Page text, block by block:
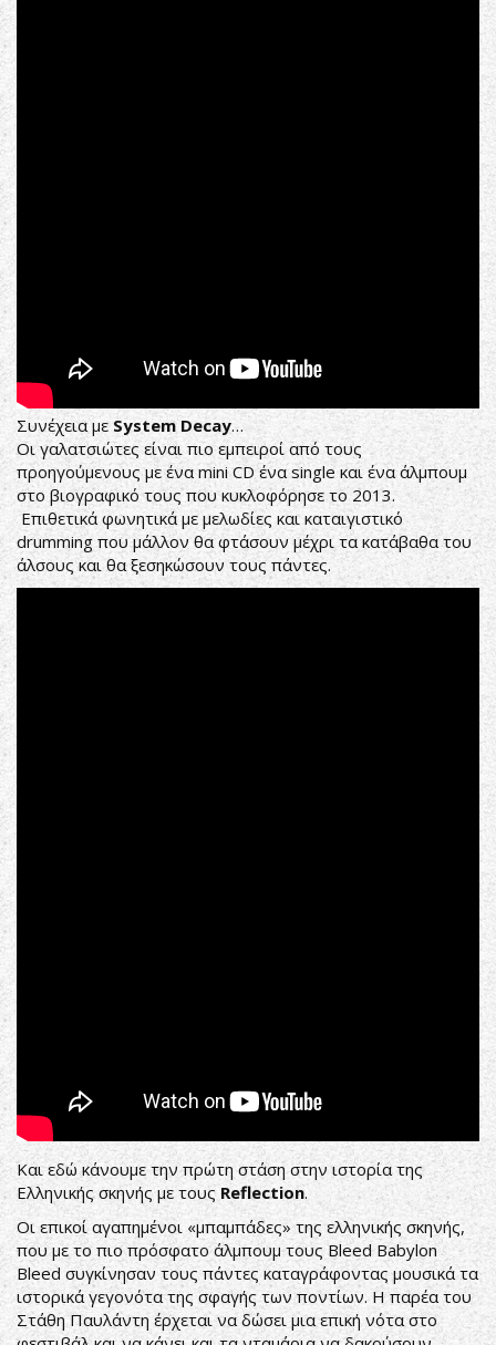
Συνέχεια με System Decay…
Οι γαλατσιώτες είναι πιο εμπειροί από τους
προηγούμενους με ένα mini CD ένα single και ένα άλμπουμ
στο βιογραφικό τους που κυκλοφόρησε το 2013.
Επιθετικά φωνητικά με μελωδίες και καταιγιστικό
drumming που μάλλον θα φτάσουν μέχρι τα κατάβαθα του
άλσους και θα ξεσηκώσουν τους πάντες.
Και εδώ κάνουμε την πρώτη στάση στην ιστορία της
Ελληνικής σκηνής με τουςReflection.
Οι επικοί αγαπημένοι «μπαμπάδες» της ελληνικής σκηνής,
που με το πιο πρόσφατο άλμπουμ τους Bleed Babylon
Bleed συγκίνησαν τους πάντες καταγράφοντας μουσικά τα
ιστορικά γεγονότα της σφαγής των ποντίων. Η παρέα του
Στάθη Παυλάντη έρχεται να δώσει μια επική νότα στο